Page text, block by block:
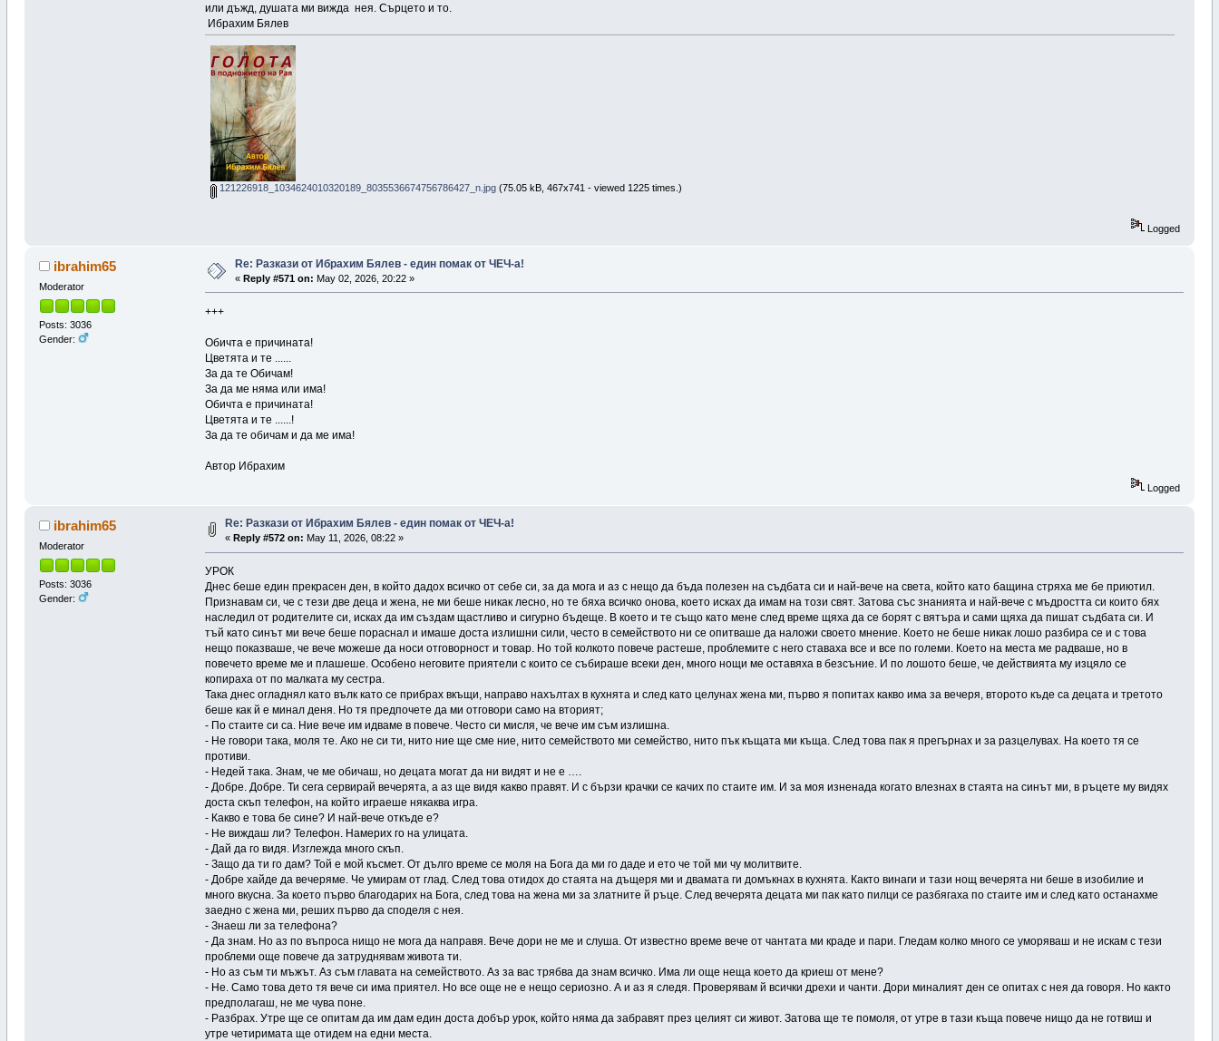
или дъжд, душата ми вижда нея. Сърцето и то.
Ибрахим Бялев
121226918_1034624010320189_8035536674756786427_n.jpg(75.05 kB, 467x741 - viewed 1225 times.)
Logged
ibrahim65
Moderator
Posts: 3036
Gender:
Re: Pазкази от Ибрахим Бялев - един помак от ЧЕЧ-а!
« Reply #571 on: May 02, 2026, 20:22 »
+++
Обичта е причината!
Цветята и те ......
За да те Обичам!
За да ме няма или има!
Обичта е причината!
Цветята и те ......!
За да те обичам и да ме има!
Автор Ибрахим
Logged
ibrahim65
Moderator
Posts: 3036
Gender:
Re: Pазкази от Ибрахим Бялев - един помак от ЧЕЧ-а!
« Reply #572 on: May 11, 2026, 08:22 »
УРОК
Днес беше един прекрасен ден, в който дадох всичко от себе си, за да мога и аз с нещо да бъда полезен на съдбата си и най-вече на света, който като бащина стряха ме бе приютил.
Признавам си, че с тези две деца и жена, не ми беше никак лесно, но те бяха всичко онова, което исках да имам на този свят. Затова със знанията и най-вече с мъдростта си които бях
наследил от родителите си, исках да им създам щастливо и сигурно бъдеще. В което и те също като мене след време щяха да се борят с вятъра и сами щяха да пишат съдбата си. И
тъй като синът ми вече беше пораснал и имаше доста излишни сили, често в семейството ни се опитваше да наложи своето мнение. Което не беше никак лошо разбира се и с това
нещо показваше, че вече можеше да носи отговорност и товар. Но той колкото повече растеше, проблемите с него ставаха все и все по големи. Което на места ме радваше, но в
повечето време ме и плашеше. Особено неговите приятели с които се събираше всеки ден, много нощи ме оставяха в безсъние. И по лошото беше, че действията му изцяло се
копираха от по малката му сестра.
Така днес огладнял като вълк като се прибрах вкъщи, направо нахълтах в кухнята и след като целунах жена ми, първо я попитах какво има за вечеря, второто къде са децата и третото
беше как й е минал деня. Но тя предпочете да ми отговори само на вторият;
- По стаите си са. Ние вече им идваме в повече. Често си мисля, че вече им съм излишна.
- Не говори така, моля те. Ако не си ти, нито ние ще сме ние, нито семейството ми семейство, нито пък къщата ми къща. След това пак я прегърнах и за разцелувах. На което тя се
противи.
- Недей така. Знам, че ме обичаш, но децата могат да ни видят и не е ….
- Добре. Добре. Ти сега сервирай вечерята, а аз ще видя какво правят. И с бързи крачки се качих по стаите им. И за моя изненада когато влезнах в стаята на синът ми, в ръцете му видях
доста скъп телефон, на който играеше някаква игра.
- Какво е това бе сине? И най-вече откъде е?
- Не виждаш ли? Телефон. Намерих го на улицата.
- Дай да го видя. Изглежда много скъп.
- Защо да ти го дам? Той е мой късмет. От дълго време се моля на Бога да ми го даде и ето че той ми чу молитвите.
- Добре хайде да вечеряме. Че умирам от глад. След това отидох до стаята на дъщеря ми и двамата ги домъкнах в кухнята. Както винаги и тази нощ вечерята ни беше в изобилие и
много вкусна. За което първо благодарих на Бога, след това на жена ми за златните й ръце. След вечерята децата ми пак като пилци се разбягаха по стаите им и след като останахме
заедно с жена ми, реших първо да споделя с нея.
- Знаеш ли за телефона?
- Да знам. Но аз по въпроса нищо не мога да направя. Вече дори не ме и слуша. От известно време вече от чантата ми краде и пари. Гледам колко много се уморяваш и не искам с тези
проблеми още повече да затруднявам живота ти.
- Но аз съм ти мъжът. Аз съм главата на семейството. Аз за вас трябва да знам всичко. Има ли още неща което да криеш от мене?
- Не. Само това дето тя вече си има приятел. Но все още не е нещо сериозно. А и аз я следя. Проверявам й всички дрехи и чанти. Дори миналият ден се опитах с нея да говоря. Но както
предполагаш, не ме чува поне.
- Разбрах. Утре ще се опитам да им дам един доста добър урок, който няма да забравят през целият си живот. Затова ще те помоля, от утре в тази къща повече нищо да не готвиш и
утре четиримата ще отидем на едни места.